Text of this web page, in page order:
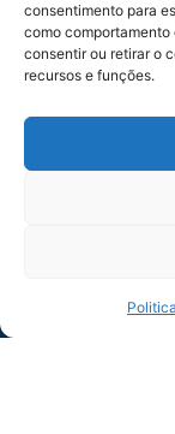
consentimento para
como
consentir ou retirar o
recursos e funções.
Dias dos